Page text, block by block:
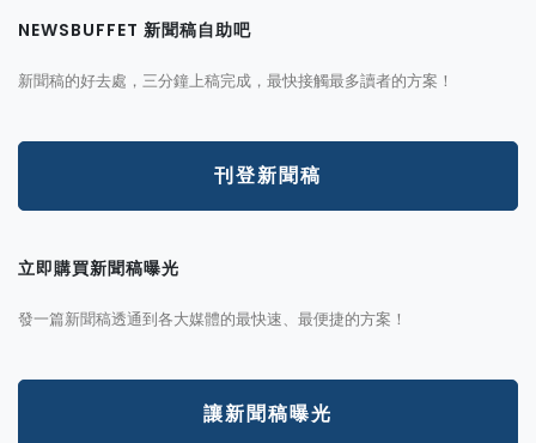
NEWSBUFFET 新聞稿自助吧
新聞稿的好去處，三分鐘上稿完成，最快接觸最多讀者的方案！
刊登新聞稿
立即購買新聞稿曝光
發一篇新聞稿透通到各大媒體的最快速、最便捷的方案！
讓新聞稿曝光